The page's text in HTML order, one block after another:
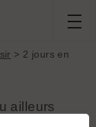
> 2 jours en
ailleurs